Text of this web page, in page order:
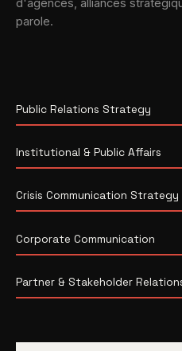
d'agences, alliances
parole.
Public Relations Strategy
Institutional & Public Affairs
Crisis Communication Strategy
Corporate Communication
Partner & Stakeholder